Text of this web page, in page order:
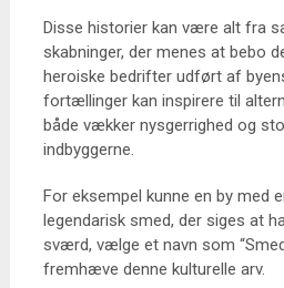
Disse historier kan være alt fra
skabninger, der menes at bebo
heroiske bedrifter udført af
fortællinger kan inspirere til
både vækker nysgerrighed og
indbyggerne.
For eksempel kunne en by med
legendarisk smed, der siges at
sværd, vælge et navn som
fremhæve denne kulturelle arv.